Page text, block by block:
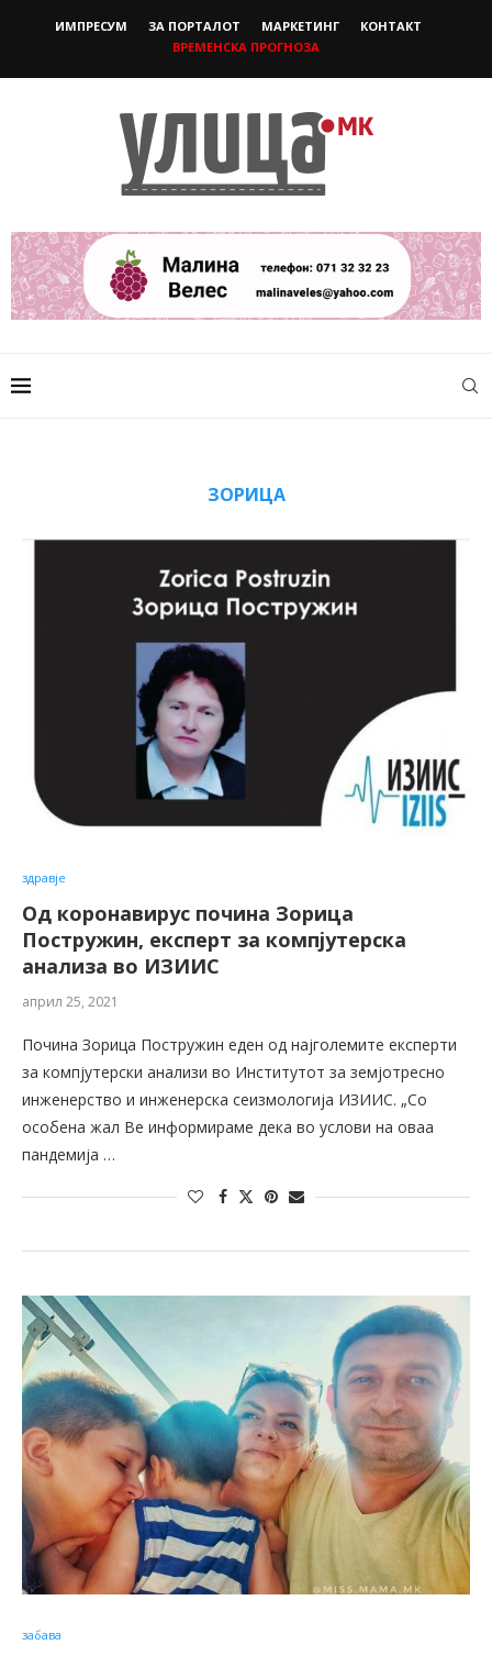
ИМПРЕСУМ ЗА ПОРТАЛОТ МАРКЕТИНГ
КОНТАКТ
ВРЕМЕНСКА ПРОГНОЗА
ЗОРИЦА
здравје
Од коронавирус почина Зорица
Постружин, експерт за компјутерска
анализа во ИЗИИС
април 25, 2021
Почина Зорица Постружин еден од најголемите експерти
за компјутерски анализи во Институтот за земјотресно
инженерство и инженерска сеизмологија ИЗИИС. „Со
особена жал Ве информираме дека во услови на оваа
пандемија …
забава